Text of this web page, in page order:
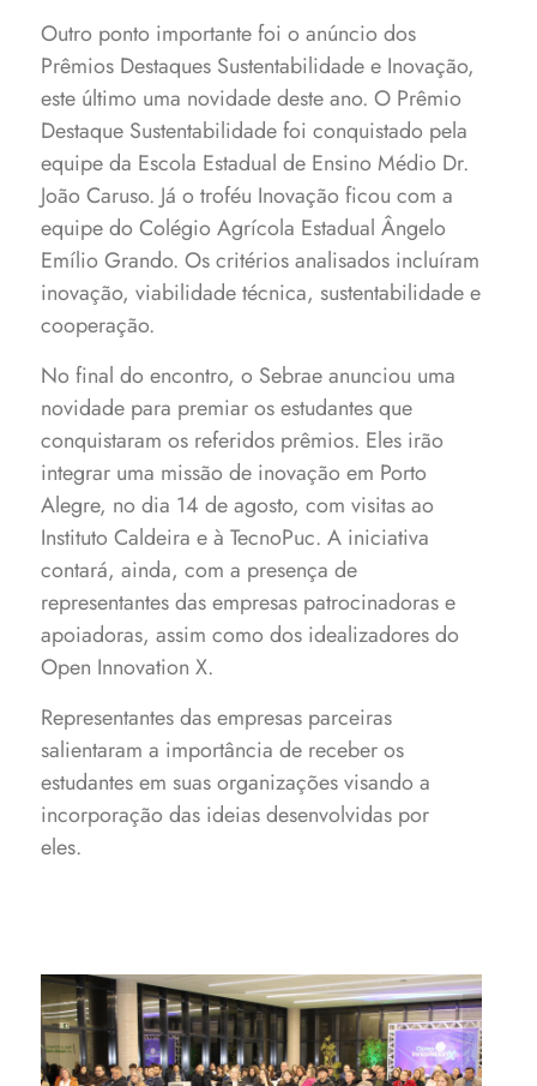
Outro ponto importante foi o anúncio dos
Prêmios Destaques Sustentabilidade e Inovação,
este último uma novidade deste ano. O Prêmio
Destaque Sustentabilidade foi conquistado pela
equipe da Escola Estadual de Ensino Médio Dr.
João Caruso. Já o troféu Inovação ficou com a
equipe do Colégio Agrícola Estadual Ângelo
Emílio Grando. Os critérios analisados incluíram
inovação, viabilidade técnica, sustentabilidade e
cooperação.
No final do encontro, o Sebrae anunciou uma
novidade para premiar os estudantes que
conquistaram os referidos prêmios. Eles irão
integrar uma missão de inovação em Porto
Alegre, no dia 14 de agosto, com visitas ao
Instituto Caldeira e à TecnoPuc. A iniciativa
contará, ainda, com a presença de
representantes das empresas patrocinadoras e
apoiadoras, assim como dos idealizadores do
Open Innovation X.
Representantes das empresas parceiras
salientaram a importância de receber os
estudantes em suas organizações visando a
incorporação das ideias desenvolvidas por
eles.